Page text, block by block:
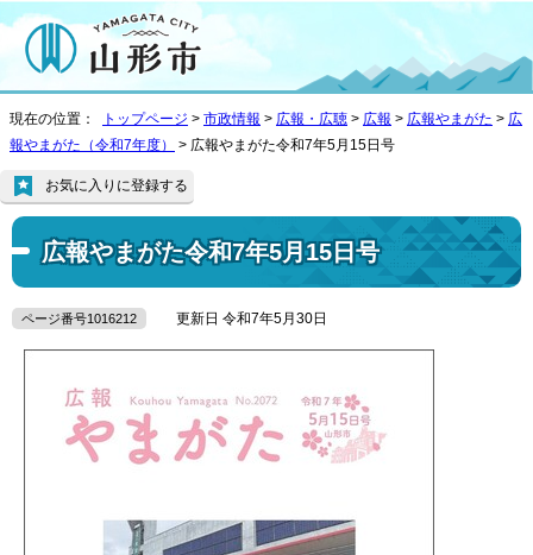
現在の位置： トップページ > 市政情報 > 広報・広聴 > 広報 > 広報やまがた > 広
報やまがた（令和7年度）
> 広報やまがた令和7年5月15日号
広報やまがた令和7年5月15日号
お気に入りに登録する
ページ番号1016212 更新日 令和7年5月30日